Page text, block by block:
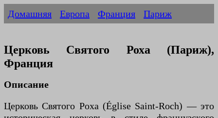
Домашняя Европа Франция Париж
Церковь Святого Роха (Париж),
Франция
Описание
Церковь Святого Роха (Église Saint-Roch) — это